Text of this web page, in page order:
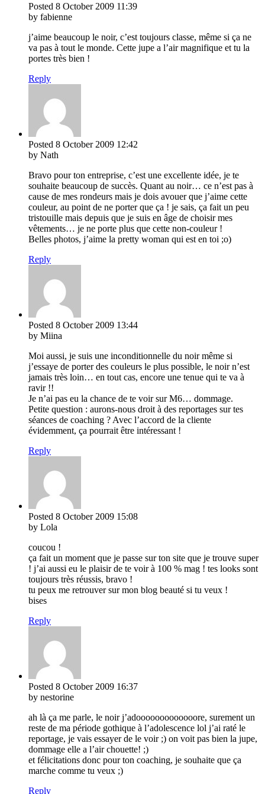
Posted 8 October 2009 11:39
by fabienne
j’aime beaucoup le noir, c’est toujours classe, même si ça ne
va pas à tout le monde. Cette jupe a l’air magnifique et tu la
portes très bien !
Reply
Posted 8 October 2009 12:42
by Nath
Bravo pour ton entreprise, c’est une excellente idée, je te
souhaite beaucoup de succès. Quant au noir… ce n’est pas à
cause de mes rondeurs mais je dois avouer que j’aime cette
couleur, au point de ne porter que ça ! je sais, ça fait un peu
tristouille mais depuis que je suis en âge de choisir mes
vêtements… je ne porte plus que cette non-couleur !
Belles photos, j’aime la pretty woman qui est en toi ;o)
Reply
Posted 8 October 2009 13:44
by Miina
Moi aussi, je suis une inconditionnelle du noir même si
j’essaye de porter des couleurs le plus possible, le noir n’est
jamais très loin… en tout cas, encore une tenue qui te va à
ravir !!
Je n’ai pas eu la chance de te voir sur M6… dommage.
Petite question : aurons-nous droit à des reportages sur tes
séances de coaching ? Avec l’accord de la cliente
évidemment, ça pourrait être intéressant !
Reply
Posted 8 October 2009 15:08
by Lola
coucou !
ça fait un moment que je passe sur ton site que je trouve super
! j’ai aussi eu le plaisir de te voir à 100 % mag ! tes looks sont
toujours très réussis, bravo !
tu peux me retrouver sur mon blog beauté si tu veux !
bises
Reply
Posted 8 October 2009 16:37
by nestorine
ah là ça me parle, le noir j’adooooooooooooore, surement un
reste de ma période gothique à l’adolescence lol j’ai raté le
reportage, je vais essayer de le voir ;) on voit pas bien la jupe,
dommage elle a l’air chouette! ;)
et félicitations donc pour ton coaching, je souhaite que ça
marche comme tu veux ;)
Reply